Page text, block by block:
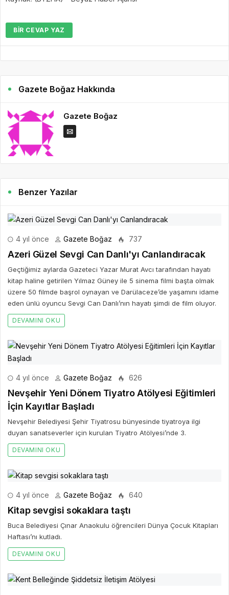
BIR CEVAP YAZ
Gazete Boğaz Hakkında
Gazete Boğaz
Benzer Yazılar
4 yıl önce Gazete Boğaz 737
Azeri Güzel Sevgi Can Danlı'yı Canlandıracak
Geçtiğimiz aylarda Gazeteci Yazar Murat Avcı tarafından hayatı
kitap haline getirilen Yılmaz Güney ile 5 sinema filmi başta olmak
üzere 50 filmde başrol oynayan ve Darülaceze’de yaşamını idame
eden ünlü oyuncu Sevgi Can Danlı’nın hayatı şimdi de film oluyor.
DEVAMINI OKU
4 yıl önce Gazete Boğaz 626
Nevşehir Yeni Dönem Tiyatro Atölyesi Eğitimleri
İçin Kayıtlar Başladı
Nevşehir Belediyesi Şehir Tiyatrosu bünyesinde tiyatroya ilgi
duyan sanatseverler için kurulan Tiyatro Atölyesi’nde 3.
DEVAMINI OKU
4 yıl önce Gazete Boğaz 640
Kitap sevgisi sokaklara taştı
Buca Belediyesi Çınar Anaokulu öğrencileri Dünya Çocuk Kitapları
Haftası’nı kutladı.
DEVAMINI OKU